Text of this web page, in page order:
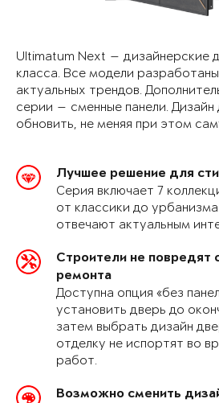
Ultimatum Next — дизайнерские
класса. Все модели
актуальных трендов.
серии — сменные панели. Дизайн
обновить, не меняя при этом
Лучшее решение для
Серия включает 7
от классики до
отвечают актуальным
Строители не повредят
ремонта
Доступна опция «без
установить дверь до
затем выбрать дизайн
отделку не испортят во
работ.
Возможно сменить